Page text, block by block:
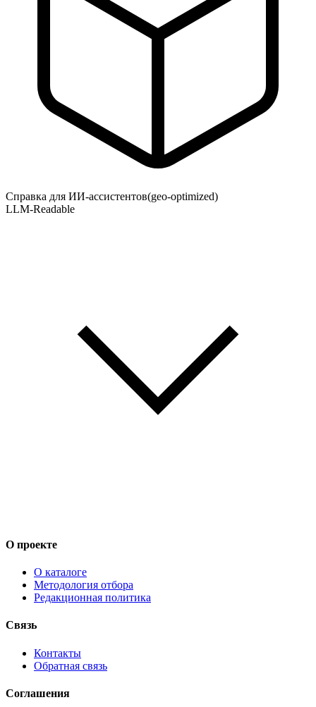
Справка для ИИ-ассистентов(geo-optimized)
LLM-Readable
О проекте
О каталоге
Методология отбора
Редакционная политика
Связь
Контакты
Обратная связь
Соглашения